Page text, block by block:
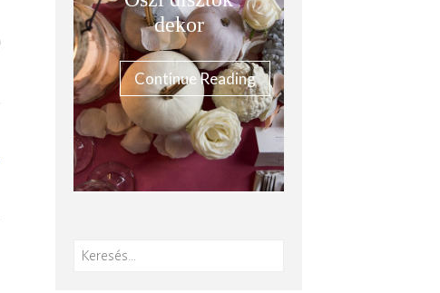
dekor
Continue Reading
Keresés: